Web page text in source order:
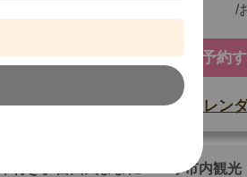
予約
空席カレン
0 歳以上
車付き】自由気ままに！パリ市内観光